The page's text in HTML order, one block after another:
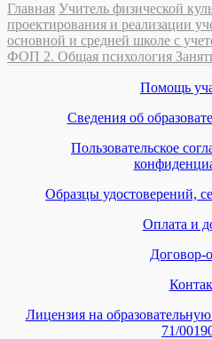
Главная Учитель физической
проектирования и реализации
основной и средней школе с
ФОП 2. Общая психология
Помощь
Сведения об
Пользовательское
Образцы удостоверений,
Оплата и
Договор-
Лицензия на
71/